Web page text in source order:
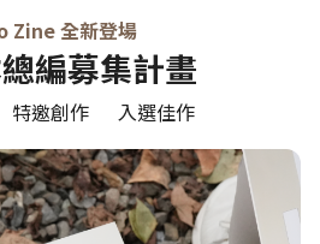
Zine 全新登場
編募集計畫
特邀創作 入選佳作